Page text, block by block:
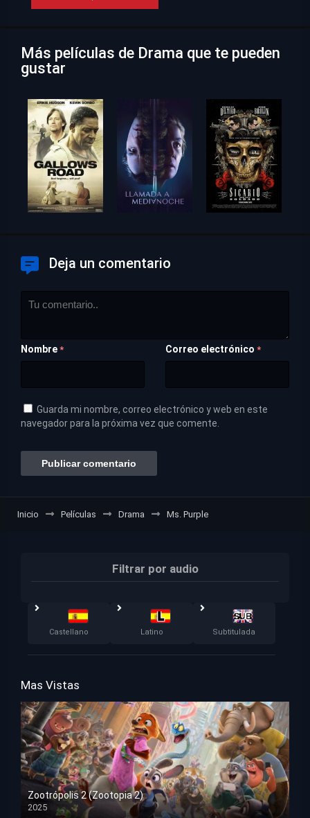
Más películas de Drama que te pueden
gustar
Deja un comentario
Nombre * Correo electrónico *
Guarda mi nombre, correo electrónico y web en este
navegador para la próxima vez que comente.
Inicio Películas Drama Ms. Purple
Filtrar por audio
Castellano Latino Subtitulada
Mas Vistas
Zootrópolis 2 (Zootopia 2)
2025
HD 1080p